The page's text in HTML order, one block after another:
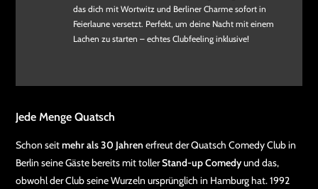
das dich mit Wortwitz und Berliner Charme sofort in
Feierlaune versetzt. Perfekt, um deine Nacht mit einem
Lachen zu starten – echtes Clubfeeling inklusive!
Jede Menge Quatsch
Schon seitmehr als 30 Jahren erfreut der Quatsch Comedy Club in
Berlin seine Gäste bereits mit tollerStand-up Comedyund das,
obwohl der Club seine Wurzeln ursprünglich in Hamburg hat. 1992